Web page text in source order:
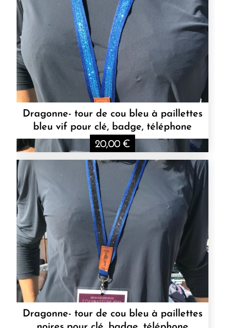
Dragonne- tour de cou bleu à paillettes
bleu vif pour clé, badge, téléphone
20,00 €
Dragonne- tour de cou bleu à paillettes